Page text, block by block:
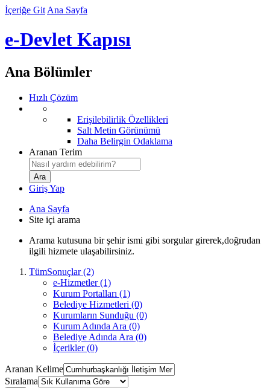
İçeriğe Git Ana Sayfa
e-Devlet Kapısı
Ana Bölümler
Hızlı Çözüm
Erişilebilirlik Özellikleri
Salt Metin Görünümü
Daha Belirgin Odaklama
Aranan Terim
Giriş Yap
Ana Sayfa
Site içi arama
Arama kutusuna bir şehir ismi gibi sorgular girerek,doğrudan
ilgili hizmete ulaşabilirsiniz.
TümSonuçlar (2)
e-Hizmetler (1)
Kurum Portalları (1)
Belediye Hizmetleri (0)
Kurumların Sunduğu (0)
Kurum Adında Ara (0)
Belediye Adında Ara (0)
İçerikler (0)
Aranan Kelime
Sıralama